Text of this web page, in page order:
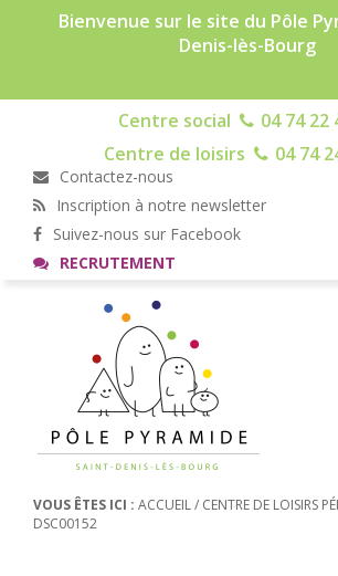
Bienvenue sur le site du Pôle
Denis-lès-Bourg
Centre social
04 74 22
Centre de loisirs
04 74
Contactez-nous
Inscription à notre newsletter
Suivez-nous sur Facebook
RECRUTEMENT
VOUS ÊTES ICI : ACCUEIL/ CENTRE DE LOISIRS
DSC00152